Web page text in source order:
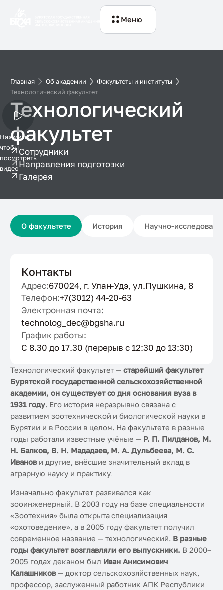
Меню
Нажмите,
чтобы
посмотреть
видео
Главная Об академии
Факультеты и институты
Технологический факультет
Технологический
факультет
Сотрудники
Направления подготовки
Галерея
О факультете История Научно-
Технологический факультет — старейший факультет
Бурятской государственной сельскохозяйственной
академии, он существует со дня основания вуза в
1931 году. Его история неразрывно связана с
развитием зоотехнической и биологической науки в
Бурятии и в России в целом. На факультете в разные
годы работали известные учёные — Р. П. Пилданов, М.
Н. Балков, В. Н. Мададаев, М. А. Дульбеева, М. С.
Иванови другие, внёсшие значительный вклад в
аграрную науку и практику.
Изначально факультет развивался как
зооинженерный. В 2003 году на базе специальности
«Зоотехния» была открыта специализация
«охотоведение», а в 2005 году факультет получил
современное название — технологический. В разные
годы факультет возглавляли его выпускники. В 2000–
2005 годах деканом был Иван Анисимович
Калашников— доктор сельскохозяйственных наук,
профессор, заслуженный работник АПК Республики
Контакты
Адрес:670024, г. Улан-Удэ, ул.Пушкина, 8
Телефон:+7(3012) 44-20-63
Электронная почта:
technolog_dec@bgsha.ru
График работы:
С 8.30 до 17.30 (перерыв с 12:30 до 13:30)